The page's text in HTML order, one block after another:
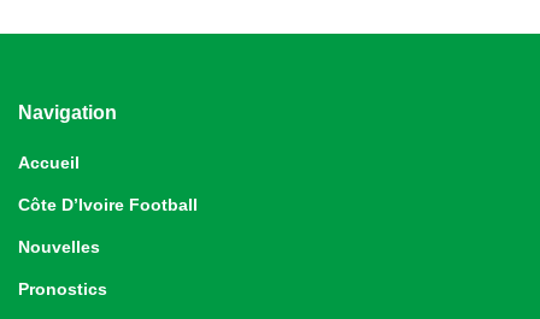
Navigation
Accueil
Côte D’Ivoire Football
Nouvelles
Pronostics